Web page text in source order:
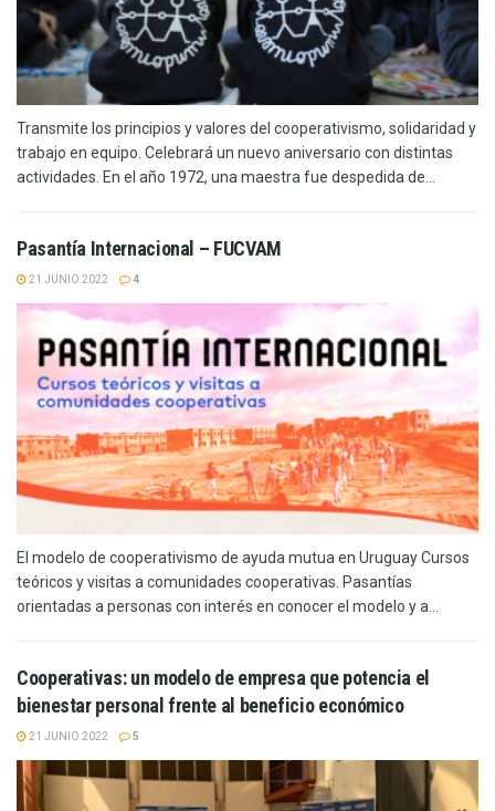
Transmite los principios y valores del cooperativismo, solidaridad y
trabajo en equipo. Celebrará un nuevo aniversario con distintas
actividades. En el año 1972, una maestra fue despedida de...
Pasantía Internacional – FUCVAM
21 JUNIO 2022 4
El modelo de cooperativismo de ayuda mutua en Uruguay Cursos
teóricos y visitas a comunidades cooperativas. Pasantías
orientadas a personas con interés en conocer el modelo y a...
Cooperativas: un modelo de empresa que potencia el
bienestar personal frente al beneficio económico
21 JUNIO 2022 5